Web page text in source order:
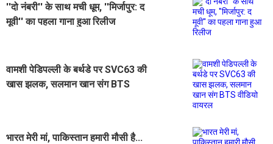
''दो नंबरी'' के साथ मची धूम, ''मिर्जापुर: द
मूवी'' का पहला गाना हुआ रिलीज
वामशी पेडिपल्ली के बर्थडे पर SVC63 की
खास झलक, सलमान खान संग BTS
भारत मेरी मां, पाकिस्तान हमारी मौसी है...